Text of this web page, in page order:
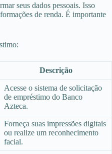
seus dados pessoais. Isso
de renda. É importante
Descrição
Acesse o sistema de solicitação
de empréstimo do Banco
Azteca.
Forneça suas impressões digitais
ou realize um reconhecimento
facial.